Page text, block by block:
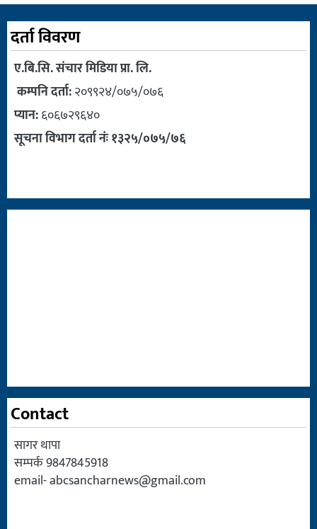
दर्ता विवरण
ए.बि.सि. संचार मिडिया प्रा. लि.
कम्पनि दर्ता:२०९९२४/०७५/०७६
प्यान:६०६७२९६४०
सूचना विभाग दर्ता नंः १३२५/०७५/७६
Contact
सागर थापा
सम्पर्क 9847845918
email-abcsancharnews@gmail.com